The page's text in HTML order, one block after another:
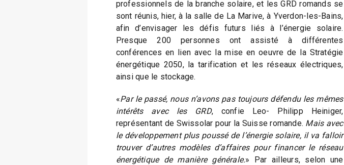
professionnels de la branche solaire, et les GRD romands se
sont réunis, hier, à la salle de La Marive, à Yverdon-les-Bains,
afin d’envisager les défis futurs liés à l’énergie solaire.
Presque 200 personnes ont assisté à différentes
conférences en lien avec la mise en oeuvre de la Stratégie
énergétique 2050, la tarification et les réseaux électriques,
ainsi que le stockage.
«Par le passé, nous n’avons pas toujours défendu les mêmes
intérêts avec les GRD, confie Leo- Philipp Heiniger,
représentant de Swissolar pour la Suisse romande. Mais avec
le développement plus poussé de l’énergie solaire, il va falloir
trouver d’autres modèles d’affaires pour financer le réseau
énergétique de manière générale.» Par ailleurs, selon une